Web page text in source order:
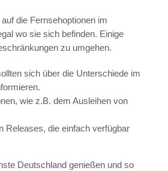
die Fernsehoptionen im
wo sie sich befinden. Einige
zu umgehen.
sich über die Unterschiede im
wie z.B. dem Ausleihen von
Releases, die einfach verfügbar
Deutschland genießen und so